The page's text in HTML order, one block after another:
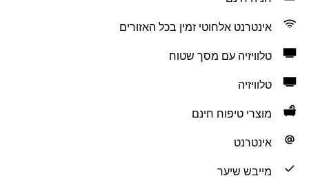
אינטרנט אלחוטי זמין בכל האזורים
טלוויזיה עם מסך שטוח
טלוויזיה
מוצרי טיפוח חינם
אינטרנט
מייבש שיער